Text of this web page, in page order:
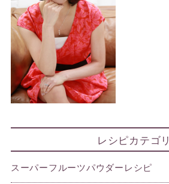
レシピカテゴリ
スーパーフルーツパウダーレシピ